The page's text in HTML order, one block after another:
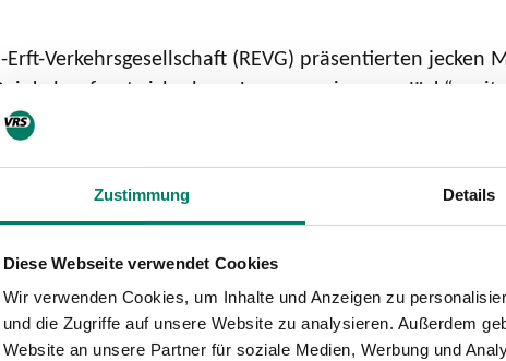
Zustimmung Details
Diese Webseite verwendet Cookies
Wir verwenden Cookies, um Inhalte und Anzeigen zu
und die Zugriffe auf unsere Website zu analysieren. Außerdem
Website an unsere Partner für soziale Medien, Werbung und
Verkehrsgesellschaft (REVG) präsentierten
freut sich, dass „Loss mer singe op Jöck“
macht eine Unterstützung der
nach dem Einsingen wieder mit Bus und Bahn
zur Freude, sondern auch die
528 Punkte. Zum Prinzip der Veranstaltungen:
sechs liebsten Titel aus. Deren Interpreten
(„Immer wenn ich an ming Heimat denk“/503
bis zehn folgen „Kasalla“, „Miljö“, „Querbeat“,